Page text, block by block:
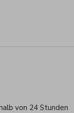
von 24 Stunden